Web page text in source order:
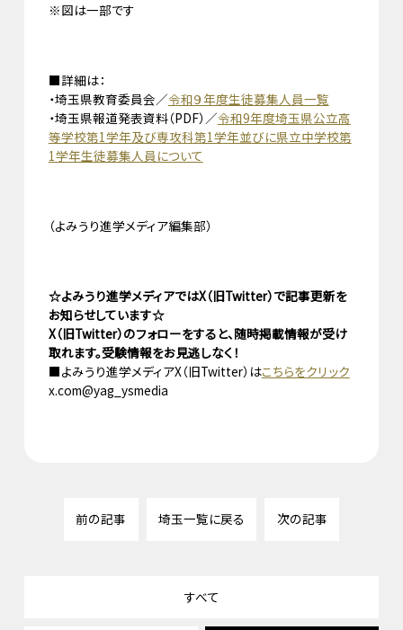
※図は一部です
■詳細は：
・埼玉県教育委員会／令和９年度生徒募集人員一覧
・埼玉県報道発表資料（PDF）／令和9年度埼玉県公立高
等学校第1学年及び専攻科第1学年並びに県立中学校第
1学年生徒募集人員について
（よみうり進学メディア編集部）
☆よみうり進学メディアではX（旧Twitter）で記事更新を
お知らせしています☆
X（旧Twitter）のフォローをすると、随時掲載情報が受け
取れます。受験情報をお見逃しなく！
■よみうり進学メディアX（旧Twitter）はこちらをクリック
x.com@yag_ysmedia
前の記事 埼玉一覧に戻る 次の記事
すべて